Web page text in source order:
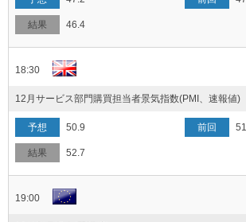
46.4
18:30
12月サービス部門購買担当者景気指数(PMI、速報値)
50.9
52.7
19:00